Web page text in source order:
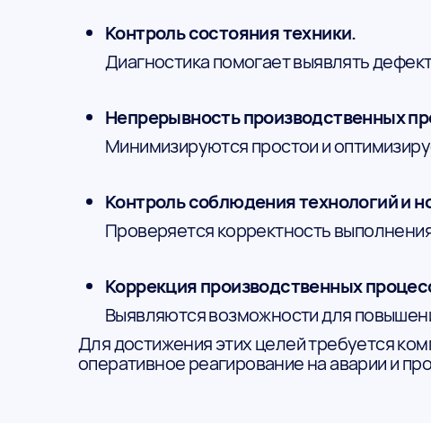
Контроль состояния техники.
Диагностика помогает выявлять
Непрерывность производственных
Минимизируются простои и
Контроль соблюдения технологий и
Проверяется корректность
Коррекция производственных
Выявляются возможности для
Для достижения этих целей требуется
оперативное реагирование на аварии и